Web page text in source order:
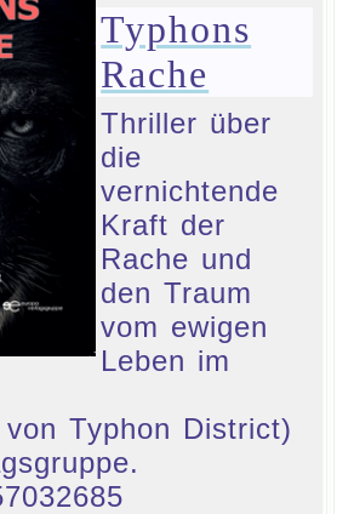
Typhons
Rache
Thriller über
die
vernichtende
Kraft der
Rache und
den Traum
vom ewigen
Leben im
Typhon District)